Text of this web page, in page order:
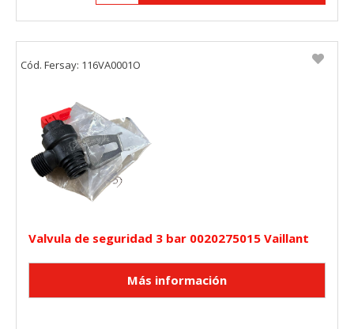
Valvula de seguridad 3 bar 0020275015 Vaillant
Cód. Fersay: 116VA0001O